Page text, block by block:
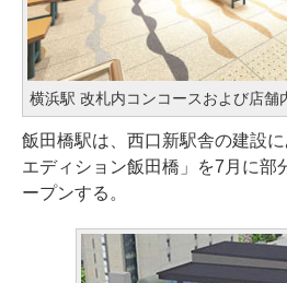
横浜駅 改札内コンコースおよび店舗
飯田橋駅は、西口新駅舎の建設
エディション飯田橋」を7月に部
ープンする。